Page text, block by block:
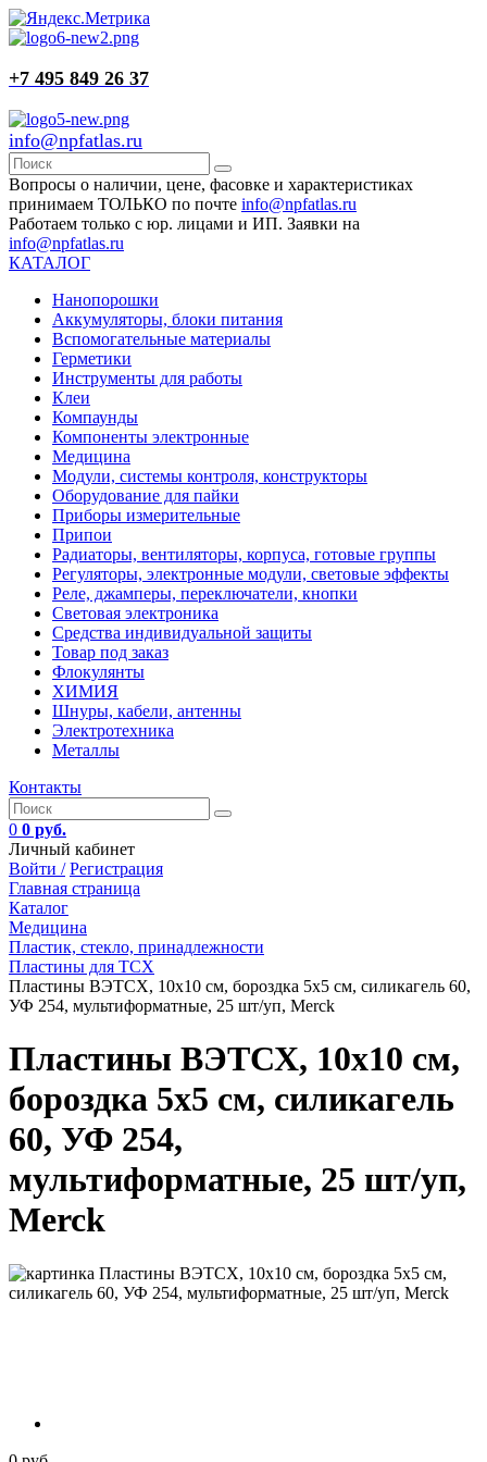
+7 495 849 26 37
info@npfatlas.ru
Вопросы о наличии, цене, фасовке и характеристиках
принимаем ТОЛЬКО по почте info@npfatlas.ru
Работаем только с юр. лицами и ИП. Заявки на
info@npfatlas.ru
КАТАЛОГ
Нанопорошки
Аккумуляторы, блоки питания
Вспомогательные материалы
Герметики
Инструменты для работы
Клеи
Компаунды
Компоненты электронные
Медицина
Модули, системы контроля, конструкторы
Оборудование для пайки
Приборы измерительные
Припои
Радиаторы, вентиляторы, корпуса, готовые группы
Регуляторы, электронные модули, световые эффекты
Реле, джамперы, переключатели, кнопки
Световая электроника
Средства индивидуальной защиты
Товар под заказ
Флокулянты
ХИМИЯ
Шнуры, кабели, антенны
Электротехника
Металлы
Контакты
0 0 руб.
Личный кабинет
Войти / Регистрация
Главная страница
Каталог
Медицина
Пластик, стекло, принадлежности
Пластины для ТСХ
Пластины ВЭТСХ, 10х10 см, бороздка 5х5 см, силикагель 60,
УФ 254, мультиформатные, 25 шт/уп, Merck
Пластины ВЭТСХ, 10х10 см,
бороздка 5х5 см, силикагель
60, УФ 254,
мультиформатные, 25 шт/уп,
Merck